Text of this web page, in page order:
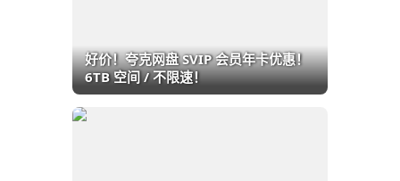
好价！夸克网盘 SVIP 会员年卡优惠！
6TB 空间 / 不限速！